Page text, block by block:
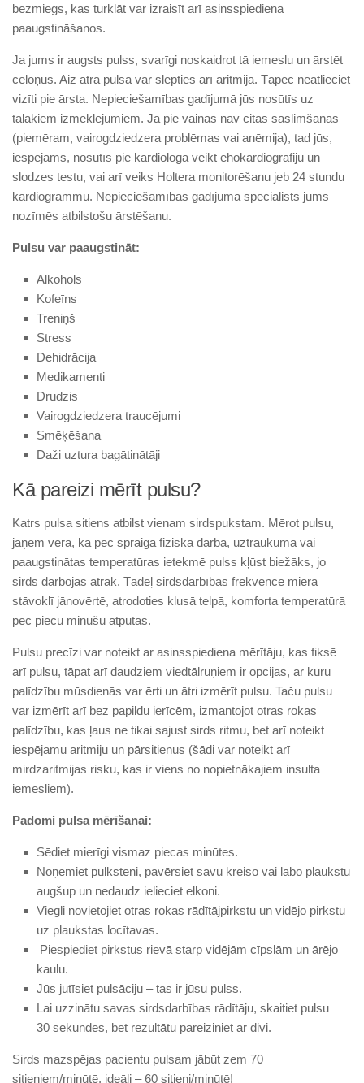
bezmiegs, kas turklāt var izraisīt arī asinsspiediena
paaugstināšanos.
Ja jums ir augsts pulss, svarīgi noskaidrot tā iemeslu un ārstēt
cēloņus. Aiz ātra pulsa var slēpties arī aritmija. Tāpēc neatlieciet
vizīti pie ārsta. Nepieciešamības gadījumā jūs nosūtīs uz
tālākiem izmeklējumiem. Ja pie vainas nav citas saslimšanas
(piemēram, vairogdziedzera problēmas vai anēmija), tad jūs,
iespējams, nosūtīs pie kardiologa veikt ehokardiogrāfiju un
slodzes testu, vai arī veiks Holtera monitorēšanu jeb 24 stundu
kardiogrammu. Nepieciešamības gadījumā speciālists jums
nozīmēs atbilstošu ārstēšanu.
Pulsu var paaugstināt:
Alkohols
Kofeīns
Treniņš
Stress
Dehidrācija
Medikamenti
Drudzis
Vairogdziedzera traucējumi
Smēķēšana
Daži uztura bagātinātāji
Kā pareizi mērīt pulsu?
Katrs pulsa sitiens atbilst vienam sirdspukstam. Mērot pulsu,
jāņem vērā, ka pēc spraiga fiziska darba, uztraukumā vai
paaugstinātas temperatūras ietekmē pulss kļūst biežāks, jo
sirds darbojas ātrāk. Tādēļ sirdsdarbības frekvence miera
stāvoklī jānovērtē, atrodoties klusā telpā, komforta temperatūrā
pēc piecu minūšu atpūtas.
Pulsu precīzi var noteikt ar asinsspiediena mērītāju, kas fiksē
arī pulsu, tāpat arī daudziem viedtālruņiem ir opcijas, ar kuru
palīdzību mūsdienās var ērti un ātri izmērīt pulsu. Taču pulsu
var izmērīt arī bez papildu ierīcēm, izmantojot otras rokas
palīdzību, kas ļaus ne tikai sajust sirds ritmu, bet arī noteikt
iespējamu aritmiju un pārsitienus (šādi var noteikt arī
mirdzaritmijas risku, kas ir viens no nopietnākajiem insulta
iemesliem).
Padomi pulsa mērīšanai:
Sēdiet mierīgi vismaz piecas minūtes.
Noņemiet pulksteni, pavērsiet savu kreiso vai labo plaukstu
augšup un nedaudz ielieciet elkoni.
Viegli novietojiet otras rokas rādītājpirkstu un vidējo pirkstu
uz plaukstas locītavas.
Piespiediet pirkstus rievā starp vidējām cīpslām un ārējo
kaulu.
Jūs jutīsiet pulsāciju – tas ir jūsu pulss.
Lai uzzinātu savas sirdsdarbības rādītāju, skaitiet pulsu
30 sekundes, bet rezultātu pareiziniet ar divi.
Sirds mazspējas pacientu pulsam jābūt zem 70
sitieniem/minūtē, ideāli – 60 sitieni/minūtē!